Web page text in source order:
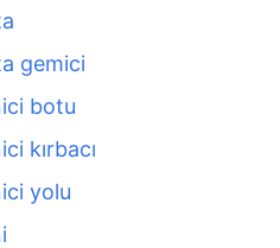
gemici
botu
kırbacı
yolu